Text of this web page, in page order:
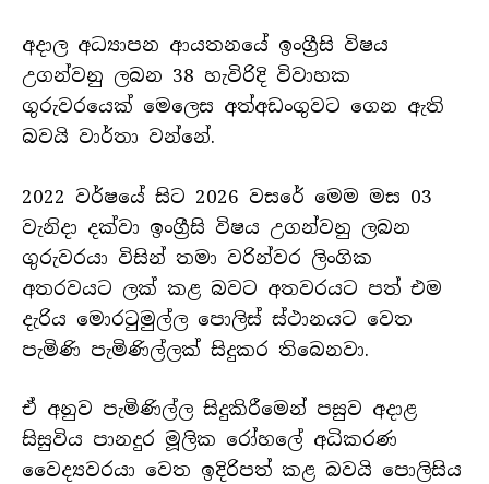
අදාල අධ්‍යාපන ආයතනයේ ඉංග්‍රීසි විෂය
උගන්වනු ලබන 38 හැවිරිදි විවාහක
ගුරුවරයෙක් මෙලෙස අත්අඩංගුවට ගෙන ඇති
බවයි වාර්තා වන්නේ.
2022 වර්ෂයේ සිට 2026 වසරේ මෙම මස 03
වැනිදා දක්වා ඉංග්‍රීසි විෂය උගන්වනු ලබන
ගුරුවරයා විසින් තමා වරින්වර ලිංගික
අතරවයට ලක් කළ බවට අතවරයට පත් එම
දැරිය මොරටුමුල්ල පොලිස් ස්ථානයට වෙත
පැමිණි පැමිණිල්ලක් සිදුකර තිබෙනවා.
ඒ අනුව පැමිණිල්ල සිදුකිරීමෙන් පසුව අදාළ
සිසුවිය පානදුර මූලික රෝහලේ අධිකරණ
වෛද්‍යවරයා වෙත ඉදිරිපත් කළ බවයි පොලිසිය